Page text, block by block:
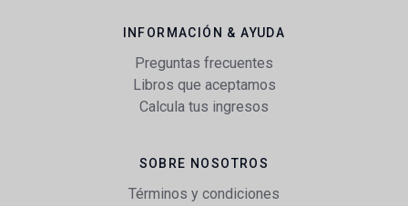
INFORMACIÓN & AYUDA
Preguntas frecuentes
Libros que aceptamos
Calcula tus ingresos
SOBRE NOSOTROS
Términos y condiciones